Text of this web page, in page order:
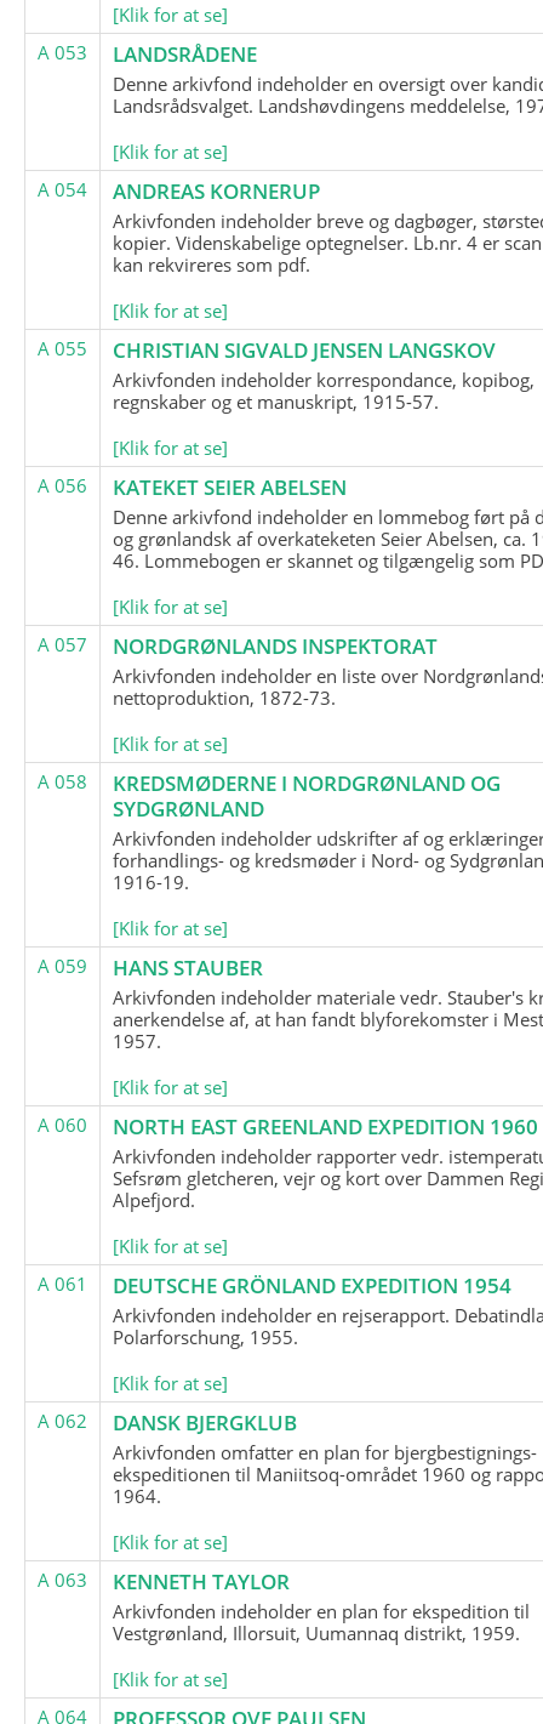
[Klik for at se]
A 053
LANDSRÅDENE
Denne arkivfond indeholder en oversigt over
Landsrådsvalget. Landshøvdingens meddelelse,
[Klik for at se]
A 054
ANDREAS KORNERUP
Arkivfonden indeholder breve og dagbøger,
kopier. Videnskabelige optegnelser. Lb.nr. 4 er
kan rekvireres som pdf.
[Klik for at se]
A 055
CHRISTIAN SIGVALD JENSEN LANGSKOV
Arkivfonden indeholder korrespondance, kopibog,
regnskaber og et manuskript, 1915-57.
[Klik for at se]
A 056
KATEKET SEIER ABELSEN
Denne arkivfond indeholder en lommebog ført på
og grønlandsk af overkateketen Seier Abelsen, ca.
46. Lommebogen er skannet og tilgængelig som
[Klik for at se]
A 057
NORDGRØNLANDS INSPEKTORAT
Arkivfonden indeholder en liste over
nettoproduktion, 1872-73.
[Klik for at se]
A 058
KREDSMØDERNE I NORDGRØNLAND OG
SYDGRØNLAND
Arkivfonden indeholder udskrifter af og
forhandlings- og kredsmøder i Nord- og
1916-19.
[Klik for at se]
A 059
HANS STAUBER
Arkivfonden indeholder materiale vedr. Stauber's
anerkendelse af, at han fandt blyforekomster i
1957.
[Klik for at se]
A 060
NORTH EAST GREENLAND EXPEDITION 1960
Arkivfonden indeholder rapporter vedr.
Sefsrøm gletcheren, vejr og kort over Dammen
Alpefjord.
[Klik for at se]
A 061
DEUTSCHE GRÖNLAND EXPEDITION 1954
Arkivfonden indeholder en rejserapport.
Polarforschung, 1955.
[Klik for at se]
A 062
DANSK BJERGKLUB
Arkivfonden omfatter en plan for bjergbestignings-
ekspeditionen til Maniitsoq-området 1960 og
1964.
[Klik for at se]
A 063
KENNETH TAYLOR
Arkivfonden indeholder en plan for ekspedition til
Vestgrønland, Illorsuit, Uumannaq distrikt, 1959.
[Klik for at se]
A 064
PROFESSOR OVE PAULSEN